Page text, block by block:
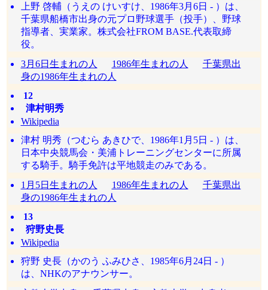
上野 啓輔（うえの けいすけ、1986年3月6日 - ）は、
千葉県船橋市出身の元プロ野球選手（投手）、野球
指導者、実業家。株式会社FROM BASE.代表取締
役。
3月6日生まれの人
1986年生まれの人
千葉県出
身の1986年生まれの人
12
津村明秀
Wikipedia
津村 明秀（つむら あきひで、1986年1月5日 - ）は、
日本中央競馬会・美浦トレーニングセンターに所属
する騎手。騎手免許は平地競走のみである。
1月5日生まれの人
1986年生まれの人
千葉県出
身の1986年生まれの人
13
狩野史長
Wikipedia
狩野 史長（かのう ふみひさ、1985年6月24日 - ）
は、NHKのアナウンサー。